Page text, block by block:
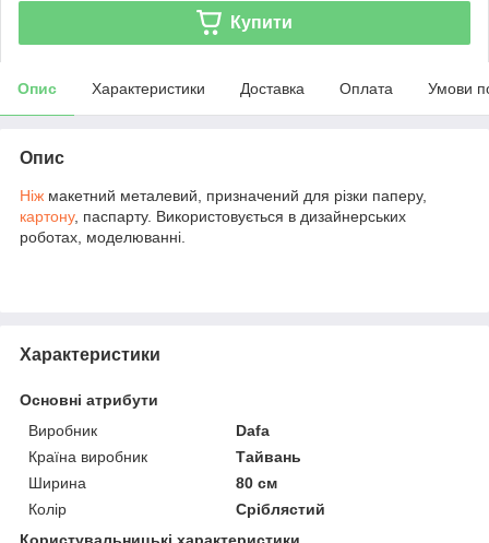
Купити
Опис Характеристики Доставка Оплата Умови
Опис
Ніж макетний металевий, призначений для різки паперу,
картону, паспарту. Використовується в дизайнерських
роботах, моделюванні.
Характеристики
Основні атрибути
Виробник
Dafa
Країна виробник
Тайвань
Ширина
80 см
Колір
Сріблястий
Користувальницькі характеристики